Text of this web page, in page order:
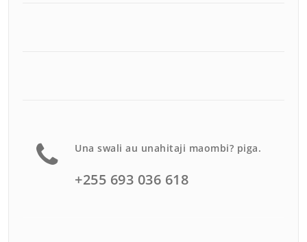
Una swali au unahitaji maombi? piga.
+255 693 036 618